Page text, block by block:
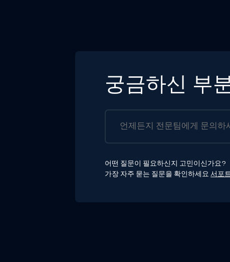
궁금하신 부
어떤 질문이 필요하신지 고민이신가요?
가장 자주 묻는 질문을 확인하세요서포